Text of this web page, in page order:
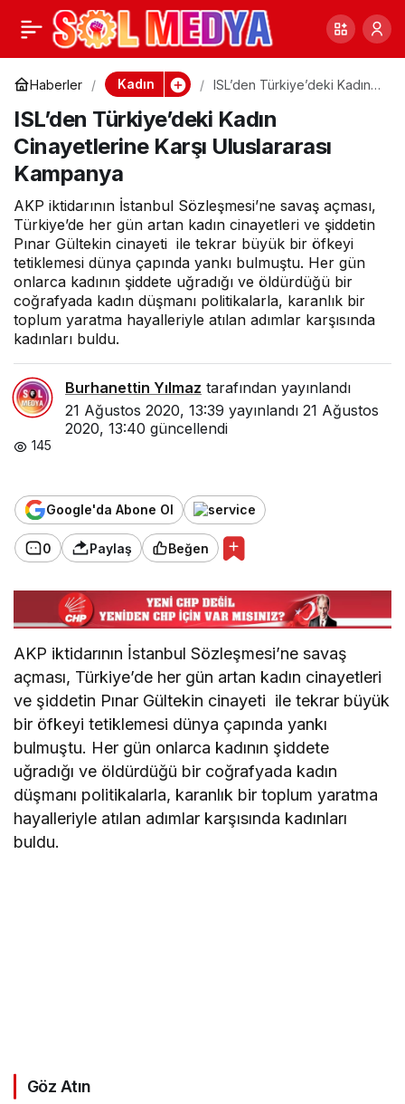
Haberler Kadın
ISL’den Türkiye’deki Kadın
Uluslararası Kampanya
ISL’den Türkiye’deki Kadın
Cinayetlerine Karşı Uluslararası
Kampanya
AKP iktidarının İstanbul Sözleşmesi’ne savaş açması,
Türkiye’de her gün artan kadın cinayetleri ve şiddetin
Pınar Gültekin cinayeti ile tekrar büyük bir öfkeyi
tetiklemesi dünya çapında yankı bulmuştu. Her gün
onlarca kadının şiddete uğradığı ve öldürdüğü bir
coğrafyada kadın düşmanı politikalarla, karanlık bir
toplum yaratma hayalleriyle atılan adımlar karşısında
kadınları buldu.
Burhanettin Yılmaz tarafından yayınlandı
21 Ağustos 2020, 13:39 yayınlandı 21 Ağustos
2020, 13:40 güncellendi
145
Google'da Abone Ol
0 Paylaş Beğen
AKP iktidarının İstanbul Sözleşmesi’ne savaş
açması, Türkiye’de her gün artan kadın cinayetleri
ve şiddetin Pınar Gültekin cinayeti ile tekrar büyük
bir öfkeyi tetiklemesi dünya çapında yankı
bulmuştu. Her gün onlarca kadının şiddete
uğradığı ve öldürdüğü bir coğrafyada kadın
düşmanı politikalarla, karanlık bir toplum yaratma
hayalleriyle atılan adımlar karşısında kadınları
buldu.
Göz Atın
Şiddete Karşı Sözleşme
Yetmez: Taleplerimiz
Var!
0 Paylaş